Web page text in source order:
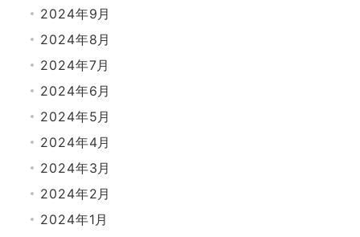
2024年9月
2024年8月
2024年7月
2024年6月
2024年5月
2024年4月
2024年3月
2024年2月
2024年1月